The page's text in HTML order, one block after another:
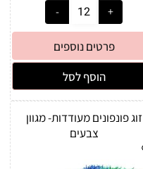
פרטים נוספים
הוסף לסל
זוג פונפונים מעודדות- מגוון
צבעים